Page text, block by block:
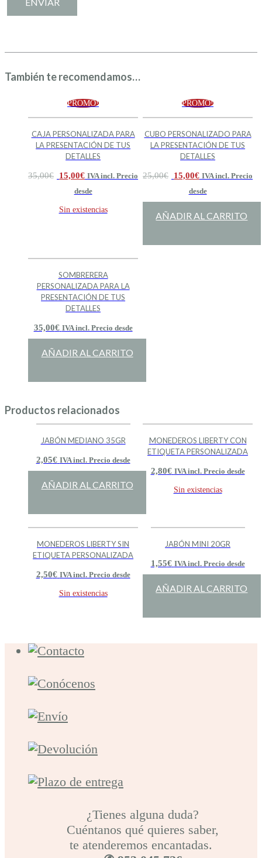
También te recomendamos…
PROMO!
CAJA PERSONALIZADA PARA
LA PRESENTACIÓN DE TUS
DETALLES
35,00€ 15,00€ IVA incl. Precio
desde
Sin existencias
PROMO!
CUBO PERSONALIZADO PARA
LA PRESENTACIÓN DE TUS
DETALLES
25,00€ 15,00€ IVA incl. Precio
desde
AÑADIR AL CARRITO
SOMBRERERA
PERSONALIZADA PARA LA
PRESENTACIÓN DE TUS
DETALLES
35,00€ IVA incl. Precio desde
AÑADIR AL CARRITO
Productos relacionados
JABÓN MEDIANO 35GR
2,05€ IVA incl. Precio desde
AÑADIR AL CARRITO
MONEDEROS LIBERTY CON
ETIQUETA PERSONALIZADA
2,80€ IVA incl. Precio desde
Sin existencias
MONEDEROS LIBERTY SIN
ETIQUETA PERSONALIZADA
2,50€ IVA incl. Precio desde
Sin existencias
JABÓN MINI 20GR
1,55€ IVA incl. Precio desde
AÑADIR AL CARRITO
¿Tienes alguna duda?
Cuéntanos qué quieres saber,
te atenderemos encantadas.